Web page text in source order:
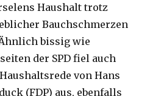
Haushalt trotz
Bauchschmerzen
bissig wie
der SPD fiel auch
von Hans
(FDP) aus, ebenfalls